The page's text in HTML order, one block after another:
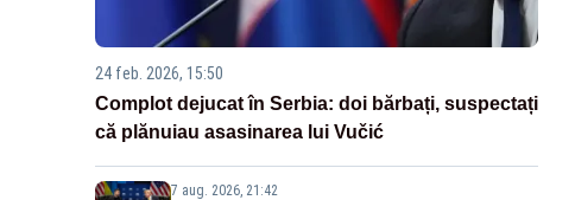
24 feb. 2026, 15:50
Complot dejucat în Serbia: doi bărbați, suspectați
că plănuiau asasinarea lui Vučić
7 aug. 2026, 21:42